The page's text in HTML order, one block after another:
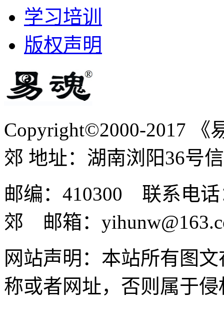
学习培训
版权声明
Copyright©2000-2017 《
郊 地址：湖南浏阳36号
邮编：410300 联系电
郊 邮箱：
网站声明：本站所有图
称或者网址，否则属于